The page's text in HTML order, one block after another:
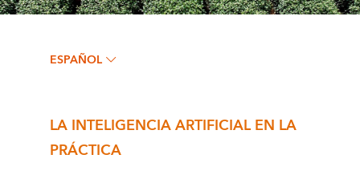
ESPAÑOL
LA INTELIGENCIA ARTIFICIAL EN LA
PRÁCTICA